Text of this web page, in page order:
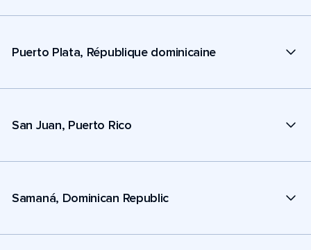
Puerto Plata, République dominicaine
San Juan, Puerto Rico
Samaná, Dominican Republic